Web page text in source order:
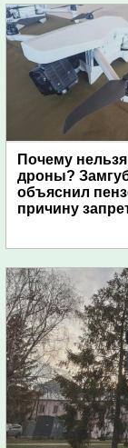
Почему
дроны?
объяснил
причину